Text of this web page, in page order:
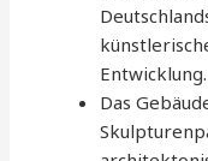
Entwicklung.
Das